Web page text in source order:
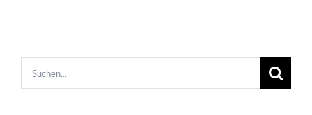
Suche
nach: